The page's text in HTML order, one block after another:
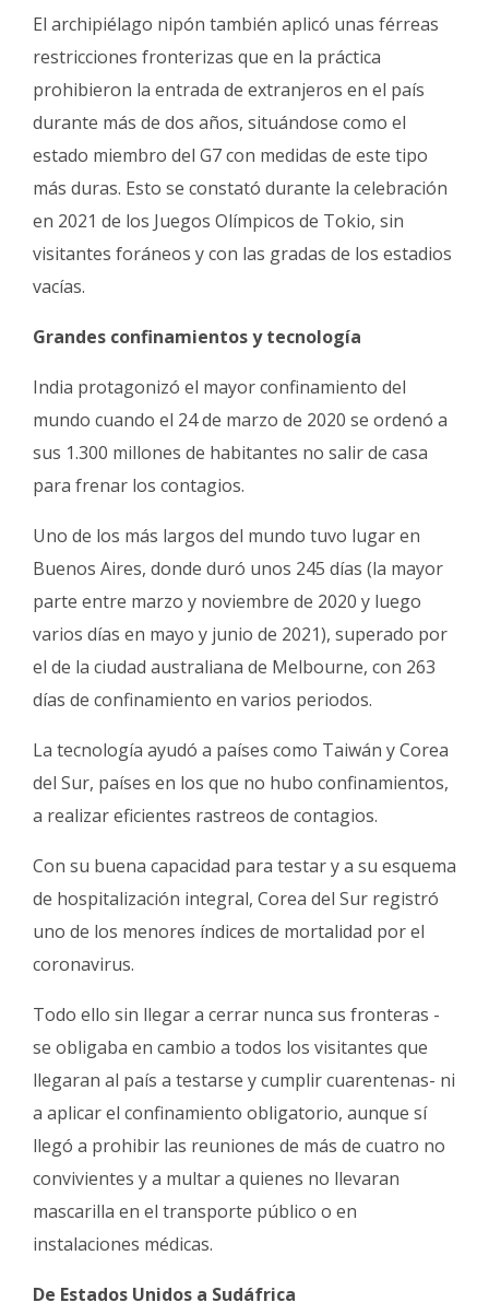
El archipiélago nipón también aplicó unas férreas
restricciones fronterizas que en la práctica
prohibieron la entrada de extranjeros en el país
durante más de dos años, situándose como el
estado miembro del G7 con medidas de este tipo
más duras. Esto se constató durante la celebración
en 2021 de los Juegos Olímpicos de Tokio, sin
visitantes foráneos y con las gradas de los estadios
vacías.
Grandes confinamientos y tecnología
India protagonizó el mayor confinamiento del
mundo cuando el 24 de marzo de 2020 se ordenó a
sus 1.300 millones de habitantes no salir de casa
para frenar los contagios.
Uno de los más largos del mundo tuvo lugar en
Buenos Aires, donde duró unos 245 días (la mayor
parte entre marzo y noviembre de 2020 y luego
varios días en mayo y junio de 2021), superado por
el de la ciudad australiana de Melbourne, con 263
días de confinamiento en varios periodos.
La tecnología ayudó a países como Taiwán y Corea
del Sur, países en los que no hubo confinamientos,
a realizar eficientes rastreos de contagios.
Con su buena capacidad para testar y a su esquema
de hospitalización integral, Corea del Sur registró
uno de los menores índices de mortalidad por el
coronavirus.
Todo ello sin llegar a cerrar nunca sus fronteras -
se obligaba en cambio a todos los visitantes que
llegaran al país a testarse y cumplir cuarentenas- ni
a aplicar el confinamiento obligatorio, aunque sí
llegó a prohibir las reuniones de más de cuatro no
convivientes y a multar a quienes no llevaran
mascarilla en el transporte público o en
instalaciones médicas.
De Estados Unidos a Sudáfrica